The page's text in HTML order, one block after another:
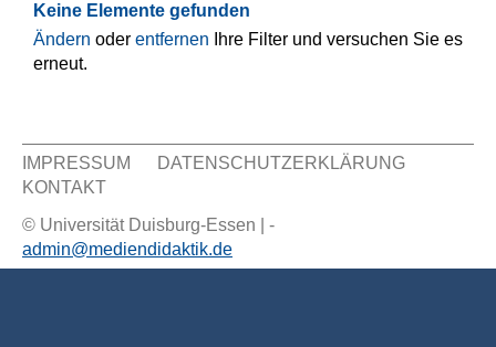
Keine Elemente gefunden
Ändern oder entfernen Ihre Filter und versuchen Sie es
erneut.
Sekundär Menü
IMPRESSUM
DATENSCHUTZERKLÄRUNG
KONTAKT
© Universität Duisburg-Essen | -
admin@mediendidaktik.de